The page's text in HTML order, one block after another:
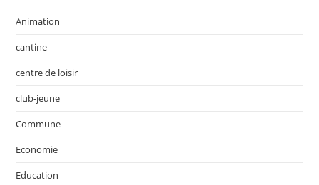
Animation
cantine
centre de loisir
club-jeune
Commune
Economie
Education